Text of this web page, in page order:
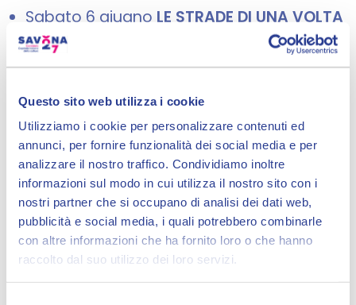
Questo sito web utilizza i cookie
Utilizziamo i cookie per personalizzare contenuti ed
annunci, per fornire funzionalità dei social media e per
analizzare il nostro traffico. Condividiamo inoltre
informazioni sul modo in cui utilizza il nostro sito con i
nostri partner che si occupano di analisi dei dati web,
pubblicità e social media, i quali potrebbero combinarle
con altre informazioni che ha fornito loro o che hanno
raccolto dal suo utilizzo dei loro servizi.
Sabato 6 giugno LE STRADE DI UNA VOLTA
ATTRAVERSO I BOSCHI DA “FIN DE SANN-
A” (FORESTA DEMANIALE DI CADIBONA), a
SEZ. SAVONA. Ritrovo ore 9.00 presso
parcheggio del bar sotto la vecchia
scuola elementare, raggiungibile con
autobus Tpl linea Savona- Cairo
Montenotte; partenza da Cadifugio.
TREKKING DI DIFFICOLTA' MEDIA-CLICCA
QUI PER TUTTE LE INFORMAZIONI E ISCRIZIONE